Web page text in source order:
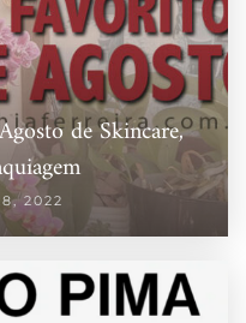
de Skincare,
2022